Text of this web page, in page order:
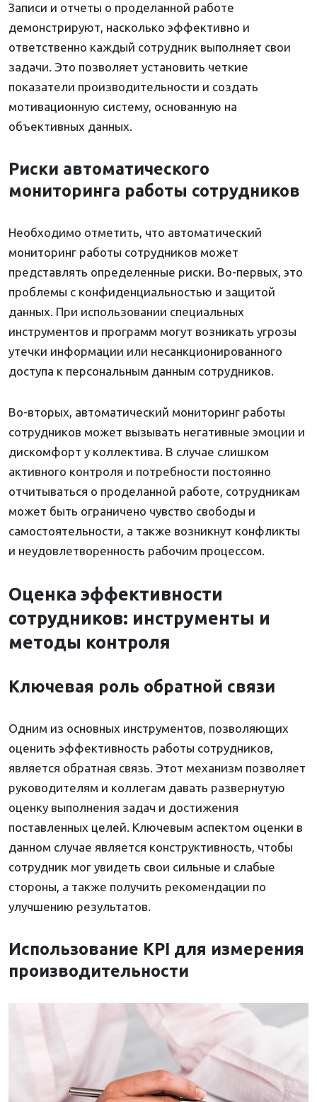
Записи и отчеты о проделанной работе
демонстрируют, насколько эффективно и
ответственно каждый сотрудник выполняет свои
задачи. Это позволяет установить четкие
показатели производительности и создать
мотивационную систему, основанную на
объективных данных.
Риски автоматического
мониторинга работы сотрудников
Необходимо отметить, что автоматический
мониторинг работы сотрудников может
представлять определенные риски. Во-первых, это
проблемы с конфиденциальностью и защитой
данных. При использовании специальных
инструментов и программ могут возникать угрозы
утечки информации или несанкционированного
доступа к персональным данным сотрудников.
Во-вторых, автоматический мониторинг работы
сотрудников может вызывать негативные эмоции и
дискомфорт у коллектива. В случае слишком
активного контроля и потребности постоянно
отчитываться о проделанной работе, сотрудникам
может быть ограничено чувство свободы и
самостоятельности, а также возникнут конфликты
и неудовлетворенность рабочим процессом.
Оценка эффективности
сотрудников: инструменты и
методы контроля
Ключевая роль обратной связи
Одним из основных инструментов, позволяющих
оценить эффективность работы сотрудников,
является обратная связь. Этот механизм позволяет
руководителям и коллегам давать развернутую
оценку выполнения задач и достижения
поставленных целей. Ключевым аспектом оценки в
данном случае является конструктивность, чтобы
сотрудник мог увидеть свои сильные и слабые
стороны, а также получить рекомендации по
улучшению результатов.
Использование KPI для измерения
производительности